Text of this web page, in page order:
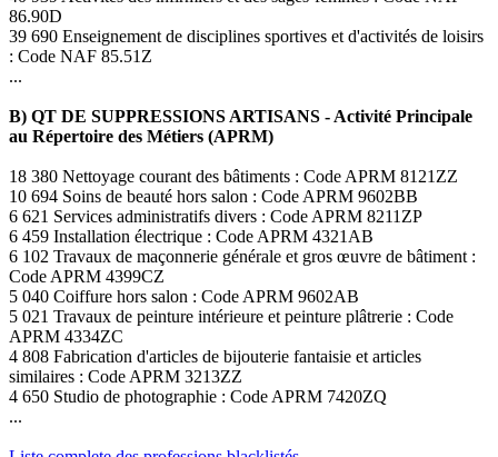
86.90D
39 690 Enseignement de disciplines sportives et d'activités de loisirs
: Code NAF 85.51Z
...
B) QT DE SUPPRESSIONS ARTISANS - Activité Principale
au Répertoire des Métiers (APRM)
18 380 Nettoyage courant des bâtiments : Code APRM 8121ZZ
10 694 Soins de beauté hors salon : Code APRM 9602BB
6 621 Services administratifs divers : Code APRM 8211ZP
6 459 Installation électrique : Code APRM 4321AB
6 102 Travaux de maçonnerie générale et gros œuvre de bâtiment :
Code APRM 4399CZ
5 040 Coiffure hors salon : Code APRM 9602AB
5 021 Travaux de peinture intérieure et peinture plâtrerie : Code
APRM 4334ZC
4 808 Fabrication d'articles de bijouterie fantaisie et articles
similaires : Code APRM 3213ZZ
4 650 Studio de photographie : Code APRM 7420ZQ
...